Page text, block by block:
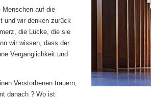
Menschen auf die
und wir denken zurück
die Lücke, die sie
wir wissen, dass der
Vergänglichkeit und
Verstorbenen trauern,
danach ? Wo ist